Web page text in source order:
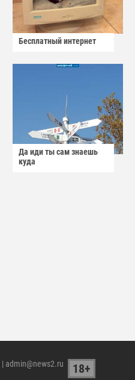
Бесплатный интернет
Да иди ты сам знаешь
куда
| admin@news2.ru 18+